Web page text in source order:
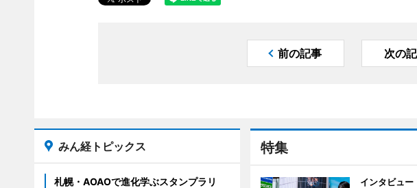
前の記事 次の
特集
インタビュー
みん経トピックス
札幌・AOAOで進化学ぶスタンプラリ